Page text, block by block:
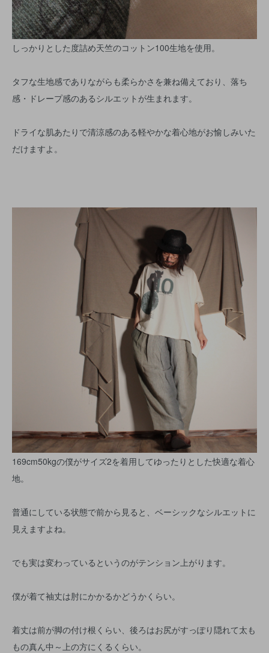
しっかりとした度詰め天竺のコットン100生地を使用。
タフな生地感でありながらも柔らかさを兼ね備えており、落ち
感・ドレープ感のあるシルエットが生まれます。
ドライな肌あたりで清涼感のある軽やかな着心地がお愉しみいた
だけますよ。
169cm50kgの僕がサイズ2を着用してゆったりとした快適な着心
地。
普通にしている状態で前から見ると、ベーシックなシルエットに
見えますよね。
でも実は変わっているというのがテンション上がります。
僕が着て袖丈は肘にかかるかどうかくらい。
着丈は前が脚の付け根くらい、後ろはお尻がすっぽり隠れて太も
もの真ん中～上の方にくるくらい。